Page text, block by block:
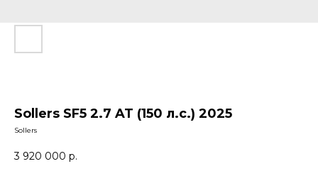
Sollers SF5 2.7 AT (150 л.с.) 2025
Sollers
3 920 000 р.